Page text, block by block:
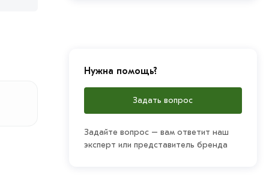
Нужна помощь?
Задать вопрос
Задайте вопрос – вам ответит наш
эксперт или представитель бренда